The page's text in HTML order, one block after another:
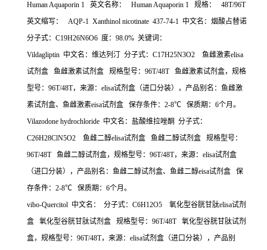
Human Aquaporin 1 英文名称： Human Aquaporin 1 规格：
48T/96T
英文缩写：
AQP-1 Xanthinol nicotinate 437-74-1 中文名：烟酸占替诺
分子式： C19H26N6O6 度： 98.0% 关键词：
Vildagliptin 中文名：维达列汀 分子式： C17H25N3O2 鱼雌激素elisa
试剂盒
鱼雌激素试剂盒 规格型号： 96T/48T 鱼雌激素试剂盒，规格
型号： 96T/48T，来源： elisa试剂盒（进口分装），产品别名：鱼雌激
素试剂盒、鱼雌激素eisa试剂盒 保存条件： 2-8℃ 保质期： 6个月。
Vilazodone hydrochloride 中文名：盐酸维拉唑酮 分子式：
C26H28ClN5O2 鱼雌二醇elisa试剂盒 鱼雌二醇试剂盒
规格型号：
96T/48T 鱼雌二醇试剂盒，规格型号： 96T/48T，来源： elisa试剂盒
（进口分装），产品别名：鱼雌二醇试剂盒、鱼雌二醇eisa试剂盒
保
存条件： 2-8℃ 保质期： 6个月。
vibo-Quercitol 中文名： 分子式： C6H12O5 氧化型谷胱甘肽elisa试剂
盒
氧化型谷胱甘肽试剂盒 规格型号： 96T/48T 氧化型谷胱甘肽试剂
盒，规格型号： 96T/48T，来源： elisa试剂盒（进口分装），产品别